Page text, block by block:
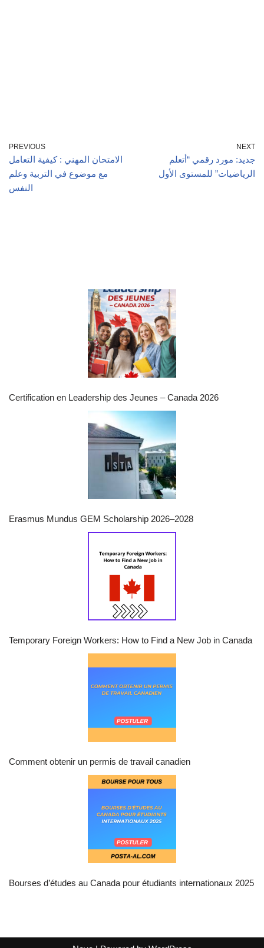
PREVIOUS
الامتحان المهني : كيفية التعامل
مع موضوع في التربية وعلم
النفس
NEXT
جديد: مورد رقمي “أتعلم
الرياضيات” للمستوى الأول
Certification en Leadership des Jeunes – Canada 2026
Erasmus Mundus GEM Scholarship 2026–2028
Temporary Foreign Workers: How to Find a New Job in Canada
Comment obtenir un permis de travail canadien
Bourses d’études au Canada pour étudiants internationaux 2025